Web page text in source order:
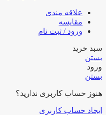
علاقه مندی
مقایسه
ورود / ثبت نام
سبد خرید
بستن
ورود
بستن
هنوز حساب کاربری ندارید؟
ایجاد حساب کاربری